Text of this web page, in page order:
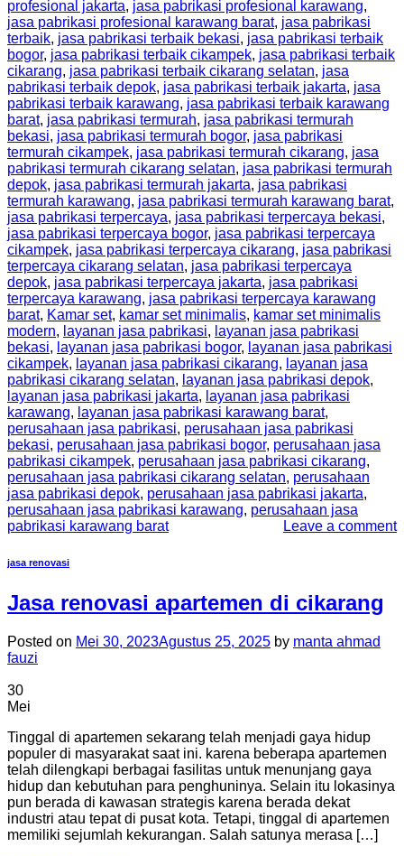
profesional jakarta, jasa pabrikasi profesional karawang,
jasa pabrikasi profesional karawang barat, jasa pabrikasi
terbaik, jasa pabrikasi terbaik bekasi, jasa pabrikasi terbaik
bogor, jasa pabrikasi terbaik cikampek, jasa pabrikasi terbaik
cikarang, jasa pabrikasi terbaik cikarang selatan, jasa
pabrikasi terbaik depok, jasa pabrikasi terbaik jakarta, jasa
pabrikasi terbaik karawang, jasa pabrikasi terbaik karawang
barat, jasa pabrikasi termurah, jasa pabrikasi termurah
bekasi, jasa pabrikasi termurah bogor, jasa pabrikasi
termurah cikampek, jasa pabrikasi termurah cikarang, jasa
pabrikasi termurah cikarang selatan, jasa pabrikasi termurah
depok, jasa pabrikasi termurah jakarta, jasa pabrikasi
termurah karawang, jasa pabrikasi termurah karawang barat,
jasa pabrikasi terpercaya, jasa pabrikasi terpercaya bekasi,
jasa pabrikasi terpercaya bogor, jasa pabrikasi terpercaya
cikampek, jasa pabrikasi terpercaya cikarang, jasa pabrikasi
terpercaya cikarang selatan, jasa pabrikasi terpercaya
depok, jasa pabrikasi terpercaya jakarta, jasa pabrikasi
terpercaya karawang, jasa pabrikasi terpercaya karawang
barat, Kamar set, kamar set minimalis, kamar set minimalis
modern, layanan jasa pabrikasi, layanan jasa pabrikasi
bekasi, layanan jasa pabrikasi bogor, layanan jasa pabrikasi
cikampek, layanan jasa pabrikasi cikarang, layanan jasa
pabrikasi cikarang selatan, layanan jasa pabrikasi depok,
layanan jasa pabrikasi jakarta, layanan jasa pabrikasi
karawang, layanan jasa pabrikasi karawang barat,
perusahaan jasa pabrikasi, perusahaan jasa pabrikasi
bekasi, perusahaan jasa pabrikasi bogor, perusahaan jasa
pabrikasi cikampek, perusahaan jasa pabrikasi cikarang,
perusahaan jasa pabrikasi cikarang selatan, perusahaan
jasa pabrikasi depok, perusahaan jasa pabrikasi jakarta,
perusahaan jasa pabrikasi karawang, perusahaan jasa
pabrikasi karawang barat
Leave a comment
jasa renovasi
Jasa renovasi apartemen di cikarang
Posted on Mei 30, 2023Agustus 25, 2025 by manta ahmad
fauzi
30
Mei
Tinggal di apartemen sekarang telah menjadi gaya hidup
populer di masyarakat saat ini. karena beberapa apartemen
telah dilengkapi berbagai fasilitas untuk menunjang gaya
hidup dan kebutuhan para penghuninya. Selain itu lokasinya
pun berada di kawasan strategis karena berada dekat
industri atau tepat di pusat kota. Tetapi, tinggal di apartemen
memiliki sejumlah kekurangan. Salah satunya merasa […]